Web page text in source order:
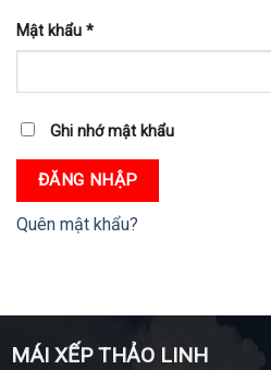
Mật khẩu *
Ghi nhớ mật khẩu
ĐĂNG NHẬP
Quên mật khẩu?
MÁI XẾP THẢO LINH